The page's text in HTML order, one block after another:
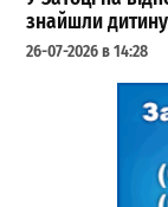
знайшли дитину
26-07-2026 в 14:28